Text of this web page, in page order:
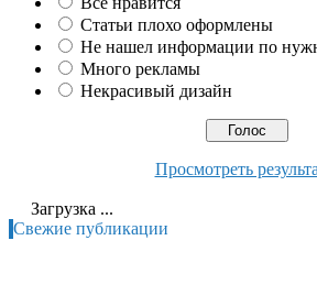
Статьи плохо оформлены
Не нашел информации по
Много рекламы
Некрасивый дизайн
Просмотреть
Загрузка ...
Свежие публикации